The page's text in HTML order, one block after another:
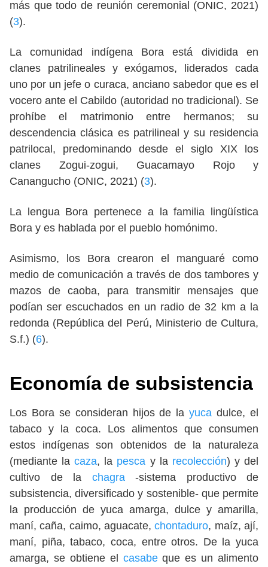
más que todo de reunión ceremonial (ONIC, 2021)
(3).
La comunidad indígena Bora está dividida en
clanes patrilineales y exógamos, liderados cada
uno por un jefe o curaca, anciano sabedor que es el
vocero ante el Cabildo (autoridad no tradicional). Se
prohíbe el matrimonio entre hermanos; su
descendencia clásica es patrilineal y su residencia
patrilocal, predominando desde el siglo XIX los
clanes Zogui-zogui, Guacamayo Rojo y
Canangucho (ONIC, 2021) (3).
La lengua Bora pertenece a la familia lingüística
Bora y es hablada por el pueblo homónimo.
Asimismo, los Bora crearon el manguaré como
medio de comunicación a través de dos tambores y
mazos de caoba, para transmitir mensajes que
podían ser escuchados en un radio de 32 km a la
redonda (República del Perú, Ministerio de Cultura,
S.f.) (6).
Economía de subsistencia
Los Bora se consideran hijos de layucadulce, el
tabaco y la coca. Los alimentos que consumen
estos indígenas son obtenidos de la naturaleza
(mediante lacaza, la pesca y la recolección) y del
cultivo de la chagra -sistema productivo de
subsistencia, diversificado y sostenible- que permite
la producción de yuca amarga, dulce y amarilla,
maní, caña, caimo, aguacate,chontaduro, maíz, ají,
maní, piña, tabaco, coca, entre otros. De la yuca
amarga, se obtiene el casabeque es un alimento